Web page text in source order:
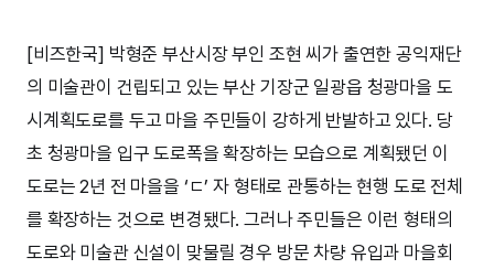
[비즈한국] 박형준 부산시장 부인 조현 씨가 출연한 공익재단
의 미술관이 건립되고 있는 부산 기장군 일광읍 청광마을 도
시계획도로를 두고 마을 주민들이 강하게 반발하고 있다. 당
초 청광마을 입구 도로폭을 확장하는 모습으로 계획됐던 이
도로는 2년 전 마을을 ‘ㄷ’ 자 형태로 관통하는 현행 도로 전체
를 확장하는 것으로 변경됐다. 그러나 주민들은 이런 형태의
도로와 미술관 신설이 맞물릴 경우 방문 차량 유입과 마을회